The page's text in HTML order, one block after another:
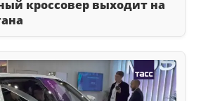
кроссовер выходит на